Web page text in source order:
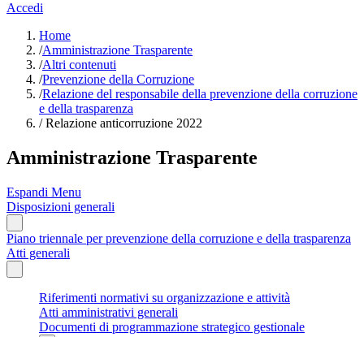
Accedi
Home
/Amministrazione Trasparente
/Altri contenuti
/Prevenzione della Corruzione
/Relazione del responsabile della prevenzione della corruzione
e della trasparenza
/Relazione anticorruzione 2022
Amministrazione Trasparente
Espandi Menu
Disposizioni generali
Piano triennale per prevenzione della corruzione e della trasparenza
Atti generali
Riferimenti normativi su organizzazione e attività
Atti amministrativi generali
Documenti di programmazione strategico gestionale